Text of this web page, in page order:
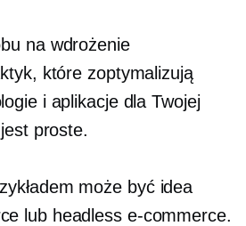
na wdrożenie
które zoptymalizują
i aplikacje dla Twojej
proste.
może być idea
lub headless e-commerce.